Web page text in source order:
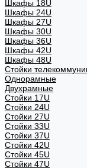
Шкафы 18U
Шкафы 24U
Шкафы 27U
Шкафы 30U
Шкафы 36U
Шкафы 42U
Шкафы 48U
Стойки
Однорамные
Двухрамные
Стойки 17U
Стойки 24U
Стойки 27U
Стойки 33U
Стойки 37U
Стойки 42U
Стойки 45U
Стойки 47U